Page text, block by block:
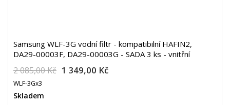
Samsung WLF-3G vodní filtr - kompatibilní HAFIN2,
DA29-00003F, DA29-00003G - SADA 3 ks - vnitřní
2 085,00 Kč 1 349,00 Kč
WLF-3Gx3
Skladem